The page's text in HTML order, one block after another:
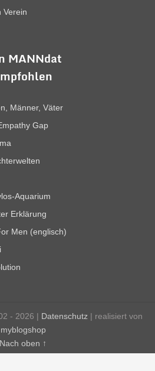
Verein
MANNdat
Männer, Väter
Gap
Aquarium
Erklärung
Men (englisch)
- 2026 | Datenschutz | realisiert von
myblogshop
Nach oben ↑